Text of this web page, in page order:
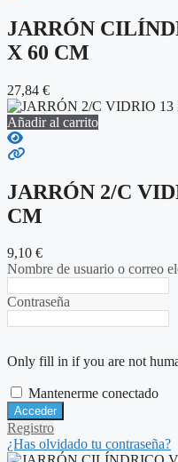
JARRÓN
X 60 CM
27,84 €
Añadir al carrito
JARRÓN 2/C
CM
9,10 €
Nombre de usuario o correo
Contraseña
Only fill in if you are not
Mantenerme conectado
Registro
¿Has olvidado tu contraseña?